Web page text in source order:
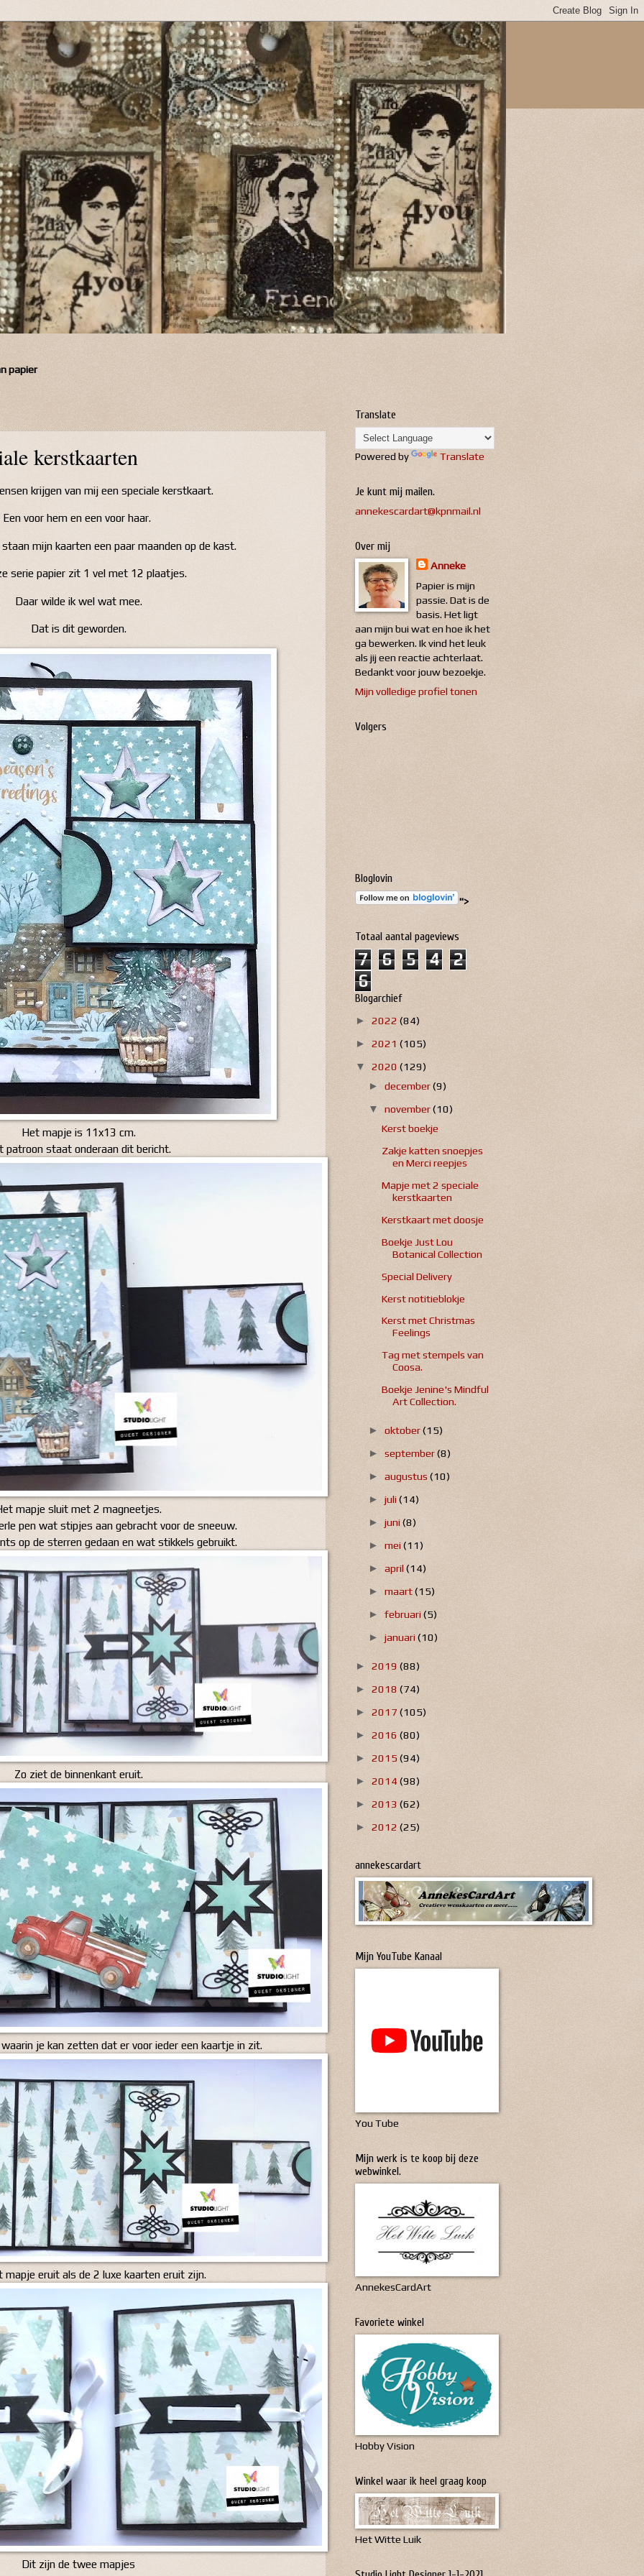
papier
kerstkaarten
krijgen van mij een speciale kerstkaart.
Een voor hem en een voor haar.
mijn kaarten een paar maanden op de kast.
serie papier zit 1 vel met 12 plaatjes.
Daar wilde ik wel wat mee.
Dat is dit geworden.
Het mapje is 11x13 cm.
patroon staat onderaan dit bericht.
mapje sluit met 2 magneetjes.
pen wat stipjes aan gebracht voor de sneeuw.
op de sterren gedaan en wat stikkels gebruikt.
Zo ziet de binnenkant eruit.
je kan zetten dat er voor ieder een kaartje in zit.
mapje eruit als de 2 luxe kaarten eruit zijn.
Dit zijn de twee mapjes
Translate
Powered by Translate
Je kunt mij mailen.
annekescardart@kpnmail.nl
Over mij
Anneke
Papier is mijn
passie. Dat is de
basis. Het ligt
aan mijn bui wat en hoe ik het
ga bewerken. Ik vind het leuk
als jij een reactie achterlaat.
Bedankt voor jouw bezoekje.
Mijn volledige profiel tonen
Volgers
Bloglovin
">
Totaal aantal pageviews
7 6 5 4
2
6
Blogarchief
► 2022 (84)
► 2021 (105)
▼ 2020 (129)
► december(9)
▼ november(10)
Kerst boekje
Zakje katten snoepjes
en Merci reepjes
Mapje met 2 speciale
kerstkaarten
Kerstkaart met doosje
Boekje Just Lou
Botanical Collection
Special Delivery
Kerst notitieblokje
Kerst met Christmas
Feelings
Tag met stempels van
Coosa.
Boekje Jenine's Mindful
Art Collection.
► oktober(15)
► september(8)
► augustus (10)
► juli(14)
► juni(8)
► mei(11)
► april(14)
► maart(15)
► februari(5)
► januari(10)
► 2019 (88)
► 2018 (74)
► 2017 (105)
► 2016 (80)
► 2015(94)
► 2014(98)
► 2013 (62)
► 2012 (25)
annekescardart
Mijn YouTube Kanaal
You Tube
Mijn werk is te koop bij deze
webwinkel.
AnnekesCardArt
Favoriete winkel
Hobby Vision
Winkel waar ik heel graag koop
Het Witte Luik